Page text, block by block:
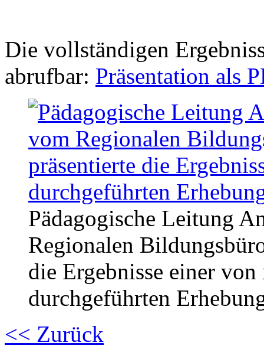
Die vollständigen
abrufbar: Präsentation als
Pädagogische Leitung
Regionalen
die Ergebnisse einer
durchgeführten
<< Zurück